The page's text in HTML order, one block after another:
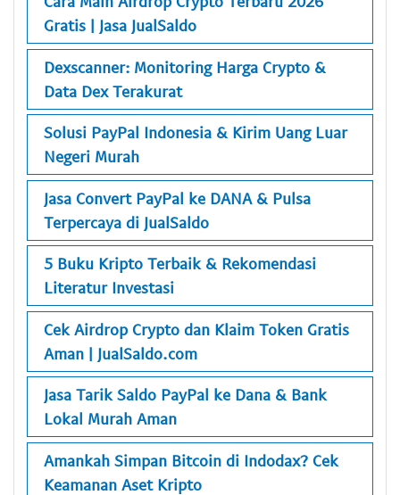
Gratis | Jasa JualSaldo
Dexscanner: Monitoring Harga Crypto &
Data Dex Terakurat
Solusi PayPal Indonesia & Kirim Uang Luar
Negeri Murah
Jasa Convert PayPal ke DANA & Pulsa
Terpercaya di JualSaldo
5 Buku Kripto Terbaik & Rekomendasi
Literatur Investasi
Cek Airdrop Crypto dan Klaim Token Gratis
Aman | JualSaldo.com
Jasa Tarik Saldo PayPal ke Dana & Bank
Lokal Murah Aman
Amankah Simpan Bitcoin di Indodax? Cek
Keamanan Aset Kripto